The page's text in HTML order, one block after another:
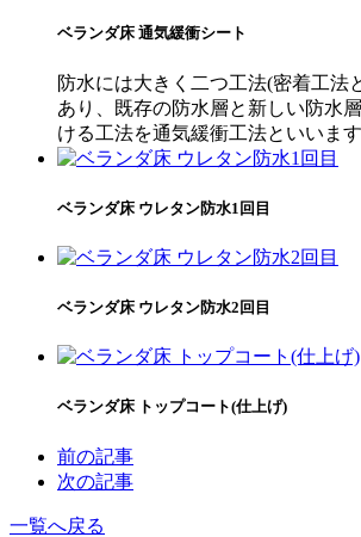
ベランダ床 通気緩衝シート
防水には大きく二つ工法(密着工法
あり、既存の防水層と新しい防水
ける工法を通気緩衝工法といいます
ベランダ床 ウレタン防水1回目
ベランダ床 ウレタン防水2回目
ベランダ床 トップコート(仕上げ)
前の記事
次の記事
一覧へ戻る